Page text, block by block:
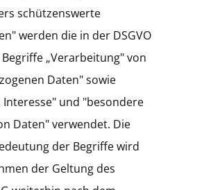
schützenswerte
werden die in der DSGVO
„Verarbeitung" von
Daten" sowie
und "besondere
Daten" verwendet. Die
der Begriffe wird
der Geltung des